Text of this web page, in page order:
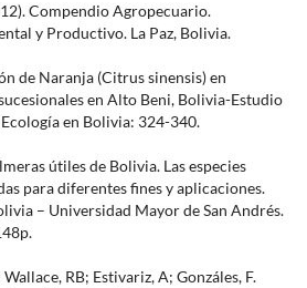
Compendio Agropecuario.
y Productivo. La Paz, Bolivia.
de Naranja (Citrus sinensis) en
en Alto Beni, Bolivia-Estudio
en Bolivia: 324-340.
útiles de Bolivia. Las especies
para diferentes fines y aplicaciones.
– Universidad Mayor de San Andrés.
RB; Estivariz, A; Gonzáles, F.